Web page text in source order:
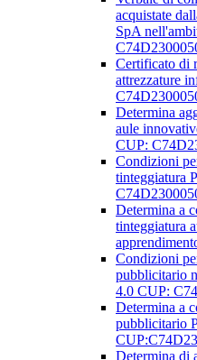
acquistate
SpA
Certificato di
attrezzature
Determina
aule
CUP:
Condizioni
tinteggiatura
Determina a
tinteggiatura
Condizioni
pubblicitario
4.0 CUP:
Determina a
pubblicitario
Determina di